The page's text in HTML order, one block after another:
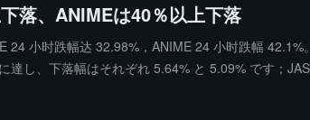
落、ANIMEは40％以上下落
24 小时跌幅达 32.98%，ANIME 24 小时跌幅
達し、下落幅はそれぞれ 5.64% と 5.09% です；